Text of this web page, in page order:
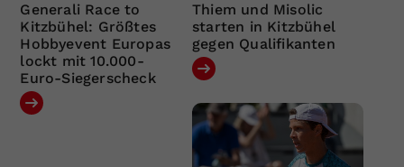
Generali Race to
Kitzbühel: Größtes
Hobbyevent Europas
lockt mit 10.000-
Euro-Siegerscheck
Thiem und Misolic
starten in Kitzbühel
gegen Qualifikanten